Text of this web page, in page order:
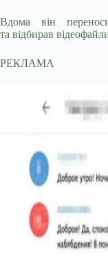
Вдома він
та відбирав
РЕКЛАМА